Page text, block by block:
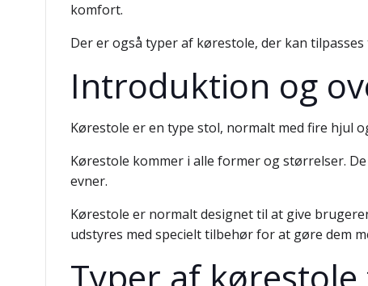
komfort.
Der er også typer af kørestole, der kan
Introduktion og
Kørestole er en type stol, normalt med fire hjul
Kørestole kommer i alle former og størrelser.
evner.
Kørestole er normalt designet til at give
udstyres med specielt tilbehør for at gøre dem
Typer af